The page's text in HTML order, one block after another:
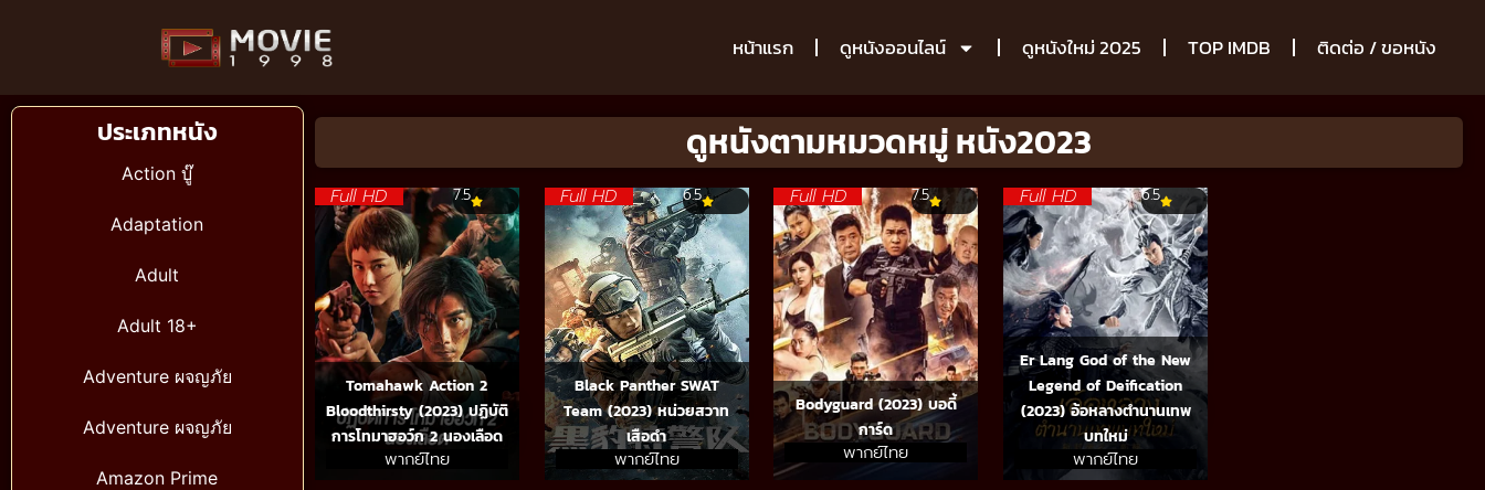
หน้าแรก ดูหนังออนไลน์ ดูหนังใหม่ 2025 TOP IMDB ติดต่อ / ขอหนัง
ประเภทหนัง
Action บู๊
Adaptation
Adult
Adult 18+
Adventure ผจญภัย
Adventure ผจญภัย
Amazon Prime
ดูหนังตามหมวดหมู่ หนัง2023
Full HD 7.5
Tomahawk Action 2
Bloodthirsty (2023) ปฏิบัติ
การโทมาฮอว์ก 2 นองเลือด
พากย์ไทย
Full HD 6.5
Black Panther SWAT
Team (2023) หน่วยสวาท
เสือดำ
พากย์ไทย
Full HD 7.5
Bodyguard (2023) บอดี้
การ์ด
พากย์ไทย
Full HD 6.5
Er Lang God of the New
Legend of Deification
(2023) อ้อหลางตำนานเทพ
บทใหม่
พากย์ไทย